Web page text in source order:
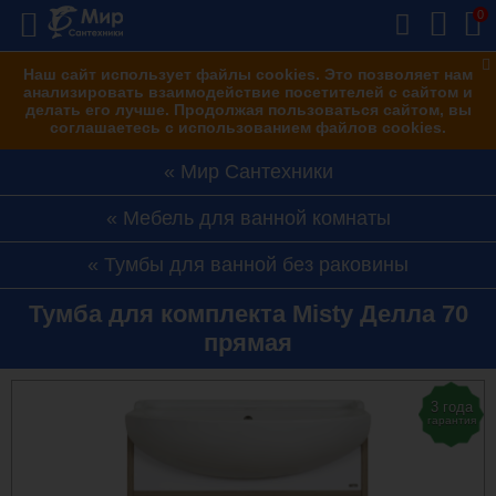
Наш сайт использует файлы cookies. Это позволяет нам
анализировать взаимодействие посетителей с сайтом и
делать его лучше. Продолжая пользоваться сайтом, вы
соглашаетесь с использованием файлов cookies.
0
Мир Сантехники
Мебель для ванной комнаты
Тумбы для ванной без раковины
Тумба для комплекта Misty Делла 70
прямая
3 года
гарантия